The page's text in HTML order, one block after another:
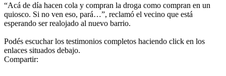
“Acá de día hacen cola y compran la droga como compran en un
quiosco. Si no ven eso, pará…”, reclamó el vecino que está
esperando ser realojado al nuevo barrio.
Podés escuchar los testimonios completos haciendo click en los
enlaces situados debajo.
Compartir: